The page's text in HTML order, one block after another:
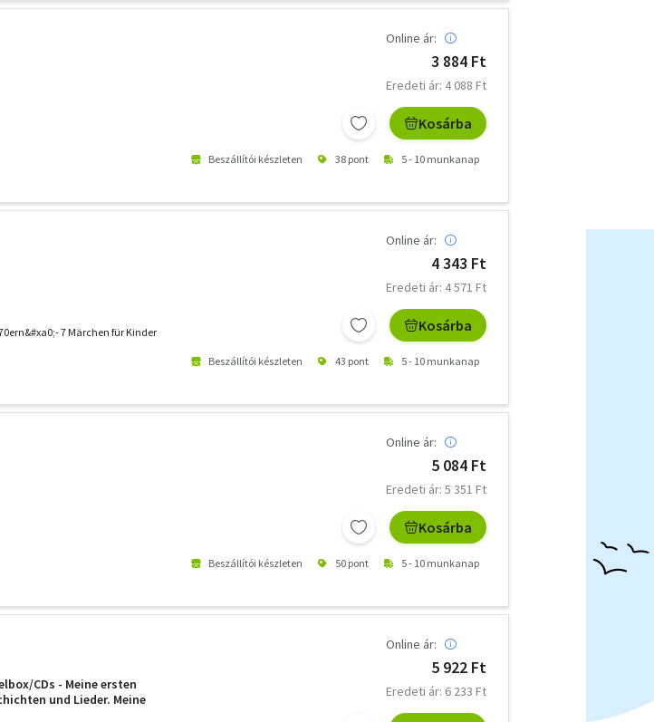
Online ár:
3 884 Ft
Eredeti ár: 4 088 Ft
Kosárba
Beszállítói készleten 38 pont 5 - 10 munkanap
7 Märchen für Kinder
Online ár:
4 343 Ft
Eredeti ár: 4 571 Ft
Kosárba
Beszállítói készleten 43 pont 5 - 10 munkanap
Online ár:
5 084 Ft
Eredeti ár: 5 351 Ft
Kosárba
Beszállítói készleten 50 pont 5 - 10 munkanap
CDs - Meine ersten
und Lieder. Meine
Online ár:
5 922 Ft
Eredeti ár: 6 233 Ft